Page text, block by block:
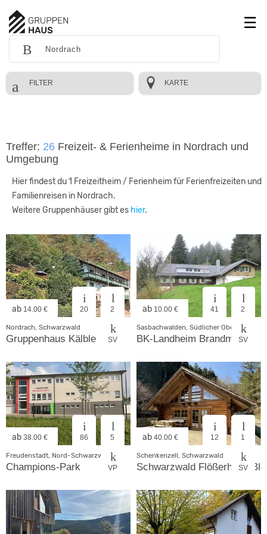
FILTER KARTE
Treffer: 26 Freizeit- & Ferienheime in Nordrach und
Umgebung
Hier findest du 1 Freizeitheim / Ferienheim für Ferienfreizeiten und
Familienreisen in Nordrach.
Weitere Gruppenhäuser gibt es hier.
ab 14.00 € 20 2
SV
Nordrach, Schwarzwald
Gruppenhaus Kälble
ab 10.00 € 41 2
SV
Sasbachwalden, Südlicher Oberrhein
BK-Landheim Brandmatt
ab 38.00 € 86 5
VP
Freudenstadt, Nord-Schwarzwald
Champions-Park
ab 40.00 € 12 1
SV
Schenkenzell, Schwarzwald
Schwarzwald Flößerhaus